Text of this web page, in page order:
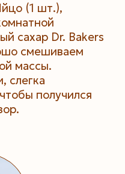
(1 шт.),
сахар Dr. Bakers
смешиваем
массы.
слегка
получился